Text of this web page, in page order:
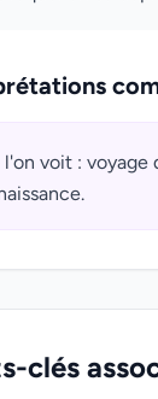
l'on voit : voyage
clés